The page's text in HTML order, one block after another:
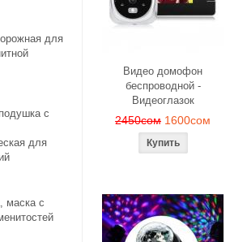
для
с
для
маска с
Видео домофон
беспроводной -
Видеоглазок
2450сом 1600сом